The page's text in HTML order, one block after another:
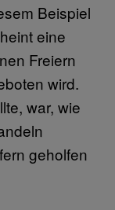
Beispiel
eine
Freiern
wird.
war, wie
geholfen